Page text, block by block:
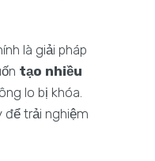
là giải pháp
tạo nhiều
lo bị khóa.
trải nghiệm